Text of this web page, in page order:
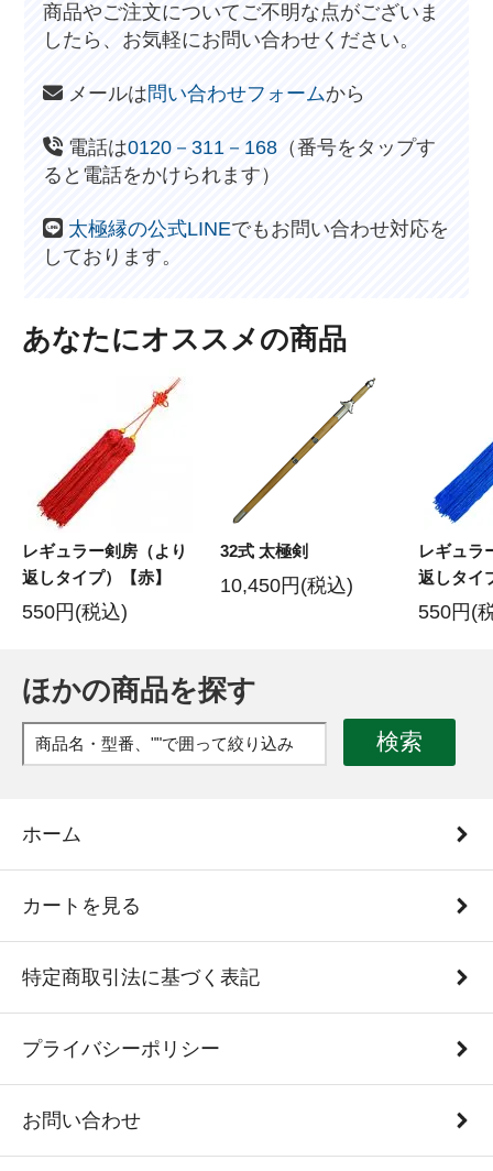
商品やご注文についてご不明な点がございま
したら、お気軽にお問い合わせください。
メールは問い合わせフォームから
電話は0120－311－168 （番号をタップす
ると電話をかけられます）
太極縁の公式LINEでもお問い合わせ対応を
しております。
あなたにオススメの商品
レギュラー剣房（より
返しタイプ）【赤】
550円(税込)
32式 太極剣
10,450円(税込)
レギュラ
返しタイ
550円(
ほかの商品を探す
検索
ホーム
カートを見る
特定商取引法に基づく表記
プライバシーポリシー
お問い合わせ